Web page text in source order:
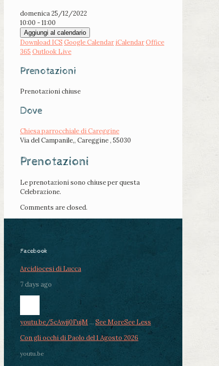
domenica 25/12/2022
10:00 - 11:00
Aggiungi al calendario
Download ICS Google Calendar iCalendarOffice
365 Outlook Live
Prenotazioni
Prenotazioni chiuse
Dove
Chiesa parrocchiale di Careggine
Via del Campanile,, Careggine , 55030
Prenotazioni
Le prenotazioni sono chiuse per questa
Celebrazione.
Comments are closed.
Facebook
Arcidiocesi di Lucca
7 days ago
youtu.be/5cAwjj0FujM ... See MoreSee Less
Con gli occhi di Paolo del 1 Agosto 2026
youtu.be